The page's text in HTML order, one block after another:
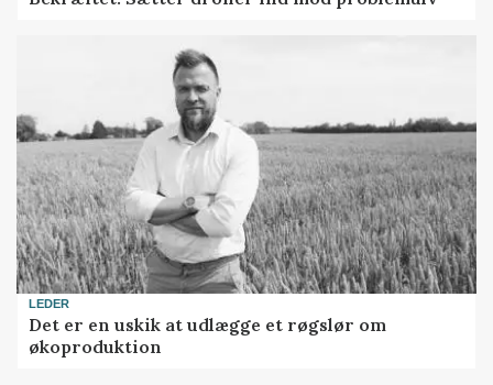
LEDER
Det er en uskik at udlægge et røgslør om
økoproduktion